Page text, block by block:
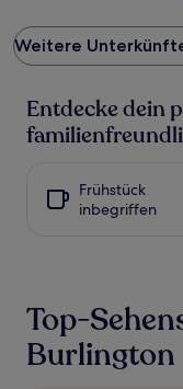
Preis
pro
Nacht,
den
letzten
einen
gefunden
wurde.
Preise
Weitere
Entdecke dein
Frühstück
inbegriffen
Top-
Burlington